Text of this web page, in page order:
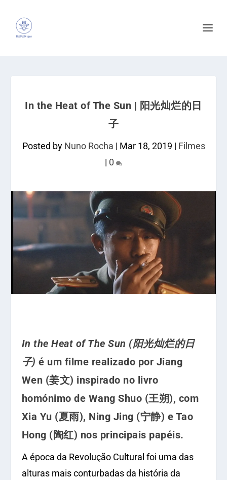
In the Heat of The Sun | 阳光灿烂的日
子
Posted by Nuno Rocha | Mar 18, 2019 | Filmes
| 0
In the Heat of The Sun (阳光灿烂的日
子) é um filme realizado por Jiang
Wen (姜文) inspirado no livro
homónimo de Wang Shuo (王朔), com
Xia Yu (夏雨), Ning Jing (宁静) e Tao
Hong (陶红) nos principais papéis.
A época da Revolução Cultural foi uma das
alturas mais conturbadas da história da